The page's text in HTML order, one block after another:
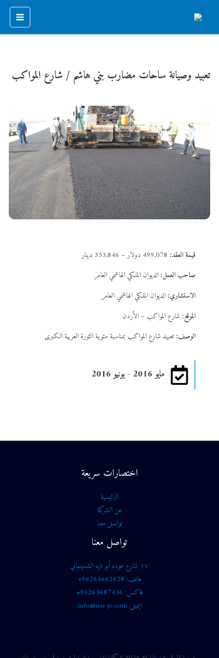
تعبيد وصيانة ساحات مضارب بني هاشم / شارع المواكب
قيمة العقد:
صاحب العمل: الديوان الملكي الهاشمي العامر
الاستشاري: الديوان الملكي الهاشمي العامر
الموقع: شارع المواكب – الأردن
الوصف: تعبيد شارع المواكب بمناسبة مئوية الثورة العربية الكبرى
مايو 2016 - يونيو 2016
اختصارات سريعة
الرئيسية
عن الشركة
تواصل معنا
تواصل معنا
١٧ شارع عوده أبو تايه الشميساني
هاتف: 96265662628+
فاكس: 96265687436+
ايميل: info@uec-jo.com